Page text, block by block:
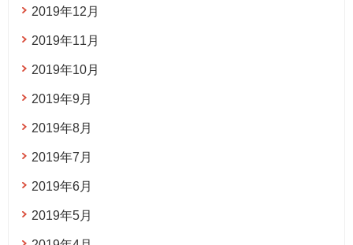
2019年12月
2019年11月
2019年10月
2019年9月
2019年8月
2019年7月
2019年6月
2019年5月